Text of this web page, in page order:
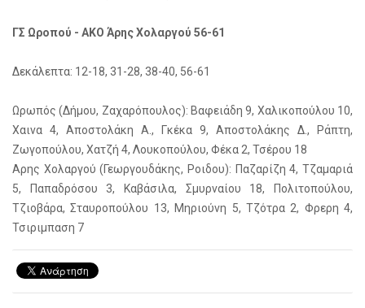
ΓΣ Ωροπού - ΑΚΟ Άρης Χολαργού 56-61
Δεκάλεπτα: 12-18, 31-28, 38-40, 56-61
Ωρωπός (Δήμου, Ζαχαρόπουλος): Βαφειάδη 9, Χαλικοπούλου 10,
Χαινα 4, Αποστολάκη Α., Γκέκα 9, Αποστολάκης Δ., Ράπτη,
Ζωγοπούλου, Χατζή 4, Λουκοπούλου, Φέκα 2, Τσέρου 18
Αρης Χολαργού (Γεωργουδάκης, Ροιδου): Παζαρίζη 4, Τζαμαριά
5, Παπαδρόσου 3, Καβάσιλα, Σμυρναίου 18, Πολιτοπούλου,
Τζιοβάρα, Σταυροπούλου 13, Μηριούνη 5, Τζότρα 2, Φρερη 4,
Τσιριμπαση 7